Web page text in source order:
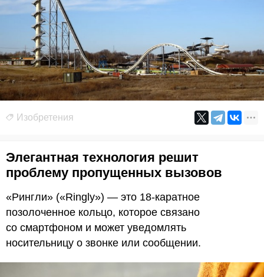
Изобретения
Элегантная технология решит
проблему пропущенных вызовов
«Рингли» («Ringly») — это 18-каратное
позолоченное кольцо, которое связано
со смартфоном и может уведомлять
носительницу о звонке или сообщении.